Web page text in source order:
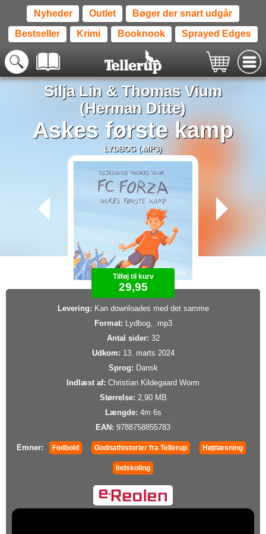
Nyheder Outlet Bøger der snart udgår
Bestseller Krimi Booknook Sprayed Edges
Silja Lin& Thomas Vium
(Herman Ditte)
Askes første kamp
LYDBOG (.MP3)
Tilføj til kurv
29,95
Levering: Kan downloades med det samme
Format: Lydbog, .mp3
Antal sider: 32
Udkom: 13. marts 2024
Sprog: Dansk
Indlæst af: Christian Kildegaard Worm
Størrelse: 2,90 MB
Længde: 4m 6s
EAN: 9788758855783
Emner: Fodbold Godnathistorier fra Tellerup Højtlæsning
Indskoling